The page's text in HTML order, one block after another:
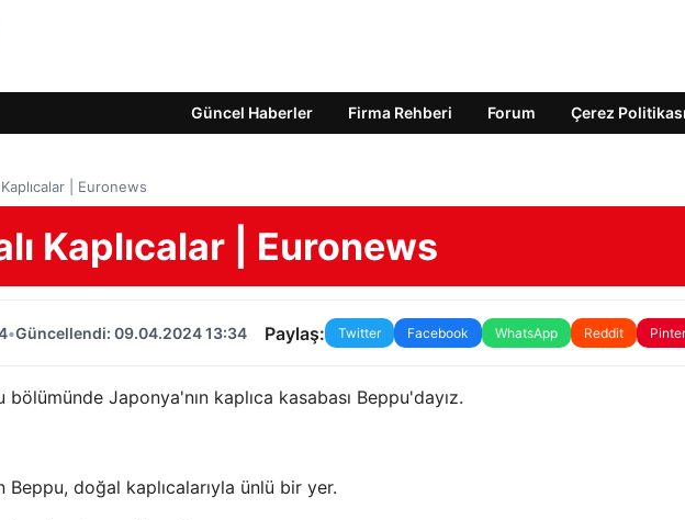
Güncel Haberler Firma Rehberi Forum Çerez Politikası
| Euronews
Kaplıcalar | Euronews
•Güncellendi: 09.04.2024 13:34 Paylaş: Twitter Facebook WhatsApp Reddit
bölümünde Japonya'nın kaplıca kasabası Beppu'dayız.
Beppu, doğal kaplıcalarıyla ünlü bir yer.